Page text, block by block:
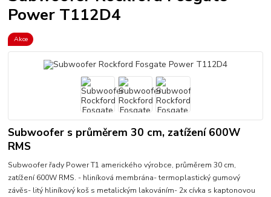
Power T112D4
Akce
Subwoofer s průměrem 30 cm, zatížení 600W
RMS
Subwoofer řady Power T1 amerického výrobce, průměrem 30 cm,
zatížení 600W RMS. - hliníková membrána- termoplastický gumový
závěs- litý hliníkový koš s metalickým lakováním- 2x cívka s kaptonovou